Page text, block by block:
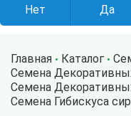
Главная Каталог
Семена
Семена
Семена Гибискуса
Нет Да